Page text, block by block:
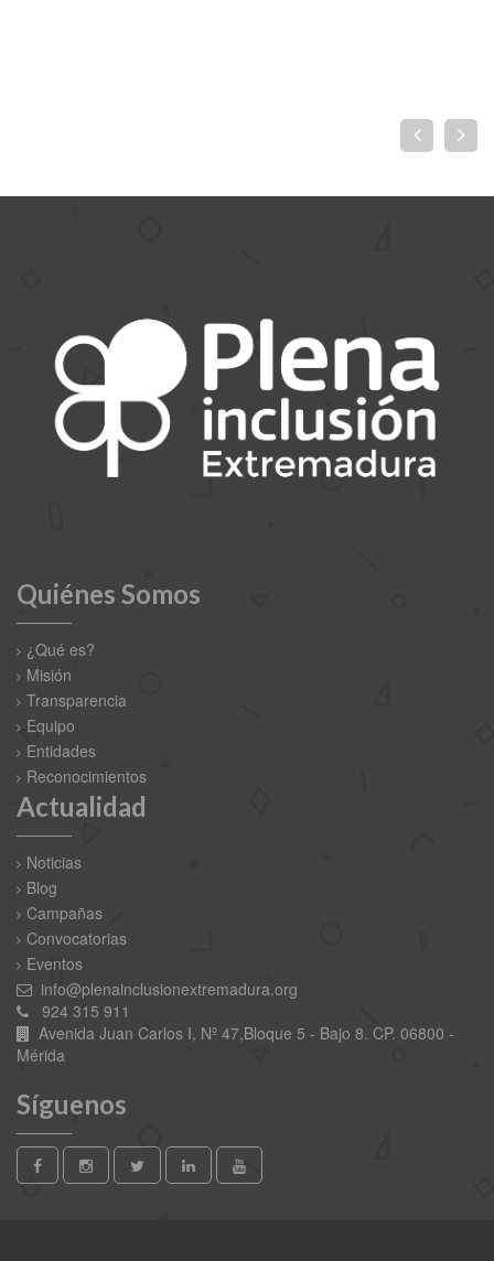
Quiénes Somos
¿Qué es?
Misión
Transparencia
Equipo
Entidades
Reconocimientos
Actualidad
Noticias
Blog
Campañas
Convocatorias
Eventos
info@plenainclusionextremadura.org
924 315 911
Avenida Juan Carlos I, Nº 47,Bloque 5 - Bajo 8. CP. 06800 -
Mérida
Síguenos